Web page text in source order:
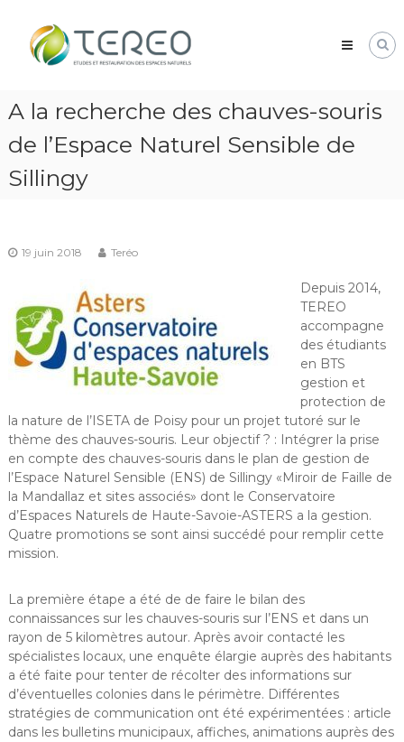
content
TEREO
étude
espaces
naturels
A la recherche des chauves-souris
de l’Espace Naturel Sensible de
Sillingy
19 juin 2018 Teréo
Depuis 2014,
TEREO
accompagne
des étudiants
en BTS
gestion et
protection de
la nature de l’ISETA de Poisy pour un projet tutoré sur le
thème des chauves-souris. Leur objectif ? : Intégrer la prise
en compte des chauves-souris dans le plan de gestion de
l’Espace Naturel Sensible (ENS) de Sillingy «Miroir de Faille de
la Mandallaz et sites associés» dont le Conservatoire
d’Espaces Naturels de Haute-Savoie-ASTERS a la gestion.
Quatre promotions se sont ainsi succédé pour remplir cette
mission.
La première étape a été de de faire le bilan des
connaissances sur les chauves-souris sur l’ENS et dans un
rayon de 5 kilomètres autour. Après avoir contacté les
spécialistes locaux, une enquête élargie auprès des habitants
a été faite pour tenter de récolter des informations sur
d’éventuelles colonies dans le périmètre. Différentes
stratégies de communication ont été expérimentées : article
dans les bulletins municipaux, affiches, animations auprès des